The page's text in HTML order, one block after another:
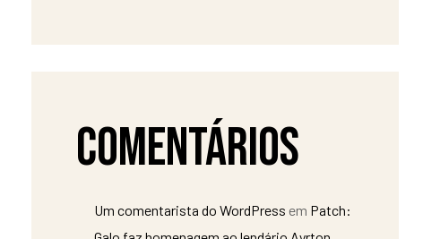
Comentários
Um comentarista do WordPress em Patch: